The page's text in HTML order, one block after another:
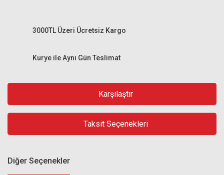
Kurye ile Aynı Gün Teslimat
3000TL Üzeri Ücretsiz Kargo
Karşılaştır
Taksit Seçenekleri
Diğer Seçenekler